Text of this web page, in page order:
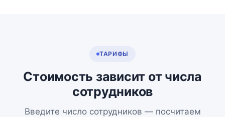
ТАРИФЫ
Стоимость зависит от числа
сотрудников
Введите число сотрудников — посчитаем